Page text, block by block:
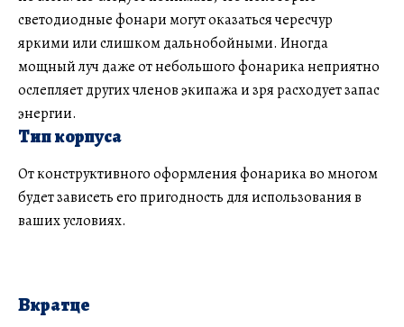
светодиодные фонари могут оказаться чересчур
яркими или слишком дальнобойными. Иногда
мощный луч даже от небольшого фонарика неприятно
ослепляет других членов экипажа и зря расходует запас
энергии.
Тип корпуса
От конструктивного оформления фонарика во многом
будет зависеть его пригодность для использования в
ваших условиях.
Вкратце